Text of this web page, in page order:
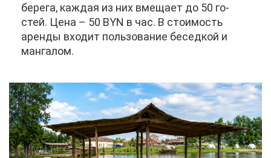
бе­ре­га, каж­дая из них вме­ща­ет до 50 го­
стей. Це­на – 50 BYN в час. В сто­и­мость
арен­ды вхо­дит поль­зо­ва­ние бе­сед­кой и
ман­га­лом.